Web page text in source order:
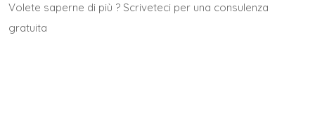
Volete saperne di più ? Scriveteci per una consulenza
gratuita